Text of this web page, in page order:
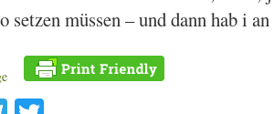
setzen müssen – und dann hab i